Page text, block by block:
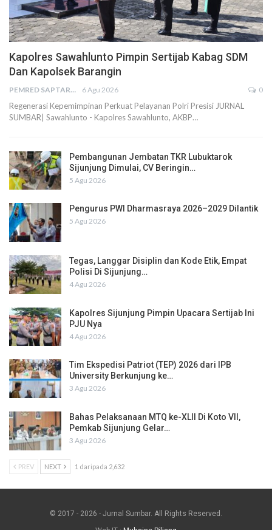
Kapolres Sawahlunto Pimpin Sertijab Kabag SDM
Dan Kapolsek Barangin
PEMRED SAPTARIUS 6 Agu 2026 0
Regenerasi Kepemimpinan Perkuat Pelayanan Polri Presisi JURNAL
SUMBAR| Sawahlunto - Kapolres Sawahlunto, AKBP…
Pembangunan Jembatan TKR Lubuktarok
Sijunjung Dimulai, CV Beringin…
5 Agu 2026
Pengurus PWI Dharmasraya 2026–2029 Dilantik
5 Agu 2026
Tegas, Langgar Disiplin dan Kode Etik, Empat
Polisi Di Sijunjung…
4 Agu 2026
Kapolres Sijunjung Pimpin Upacara Sertijab Ini
PJU Nya
4 Agu 2026
Tim Ekspedisi Patriot (TEP) 2026 dari IPB
University Berkunjung ke…
3 Agu 2026
Bahas Pelaksanaan MTQ ke-XLII Di Koto VII,
Pemkab Sijunjung Gelar…
3 Agu 2026
PREV NEXT 1 daripada 2,632
© 2017 - 2026 - Jurnal Sumbar. All Rights Reserved.